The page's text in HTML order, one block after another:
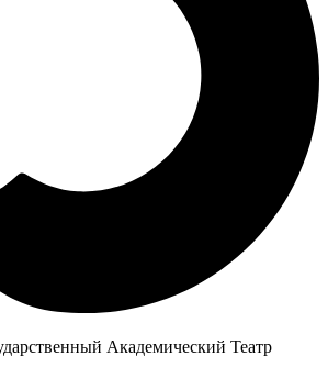
Академический Театр